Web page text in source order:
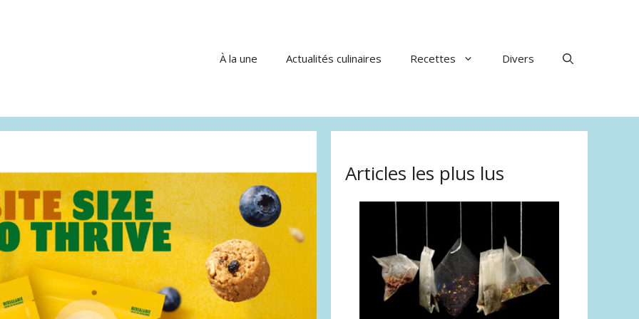
À la une Actualités culinaires Recettes Divers
Articles les plus lus